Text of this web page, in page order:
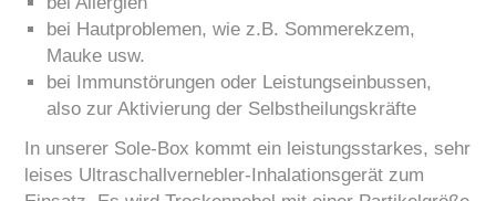
bei Hautproblemen, wie z.B. Sommerekzem,
Mauke usw.
bei Immunstörungen oder Leistungseinbussen,
also zur Aktivierung der Selbstheilungskräfte
In unserer Sole-Box kommt ein leistungsstarkes, sehr
leises Ultraschallvernebler-Inhalationsgerät zum